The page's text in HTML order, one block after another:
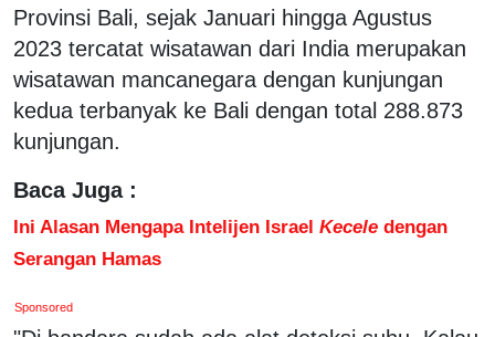
Provinsi Bali, sejak Januari hingga Agustus
2023 tercatat wisatawan dari India merupakan
wisatawan mancanegara dengan kunjungan
kedua terbanyak ke Bali dengan total 288.873
kunjungan.
Baca Juga :
Ini Alasan Mengapa Intelijen Israel Kecele dengan
Serangan Hamas
Sponsored